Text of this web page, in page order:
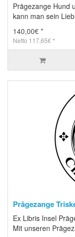
Prägezange Hund
kann man sein
140,00€ *
Netto 117,65€ *
Prägezange
Ex Libris Insel
Mit unseren